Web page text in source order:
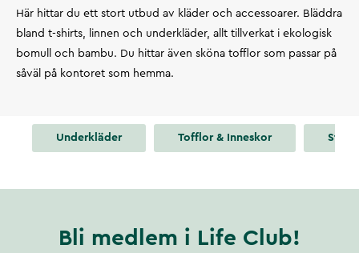
Här hittar du ett stort utbud av kläder och accessoarer. Bläddra
bland t-shirts, linnen och underkläder, allt tillverkat i ekologisk
bomull och bambu. Du hittar även sköna tofflor som passar på
såväl på kontoret som hemma.
Underkläder Tofflor & Inneskor
Bli medlem i Life Club!